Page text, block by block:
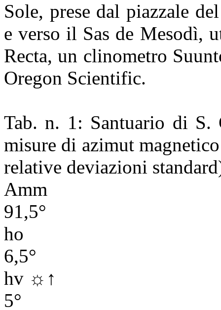
Sole, prese dal piazzale
e verso il Sas de Mesodì,
Recta, un clinometro
Oregon Scientific.
Tab. n. 1: Santuario di S.
misure di azimut
relative deviazioni
Amm
91,5°
ho
6,5°
hv ☼↑
5°